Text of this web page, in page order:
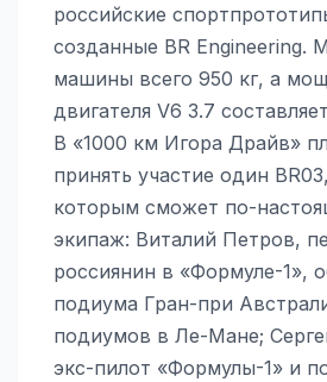
российские
созданные BR Engineering.
машины всего 950 кг, а
двигателя V6 3.7
В «1000 км Игора Драйв»
принять участие один
которым сможет по-
экипаж: Виталий Петров,
россиянин в «Формуле-1»,
подиума Гран-при
подиумов в Ле-Мане;
экс-пилот «Формулы-1» и